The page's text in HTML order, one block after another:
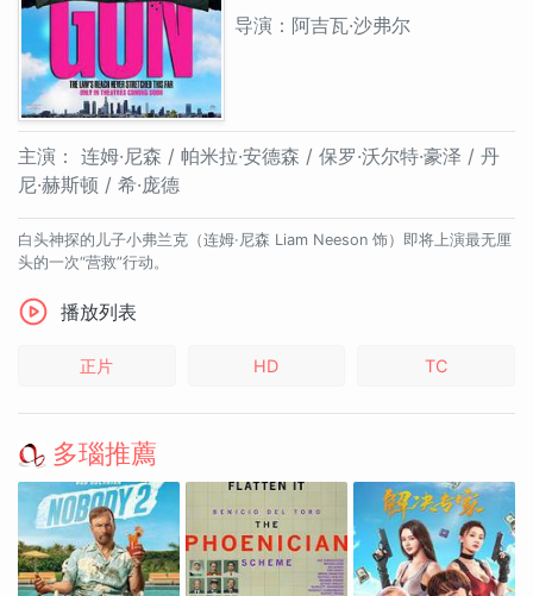
导演：阿吉瓦·沙弗尔
主演： 连姆·尼森 / 帕米拉·安德森 / 保罗·沃尔特·豪泽 / 丹
尼·赫斯顿 / 希·庞德
白头神探的儿子小弗兰克（连姆·尼森 Liam Neeson 饰）即将上演最无厘
头的一次“营救”行动。
播放列表
正片 HD TC
多瑙推薦